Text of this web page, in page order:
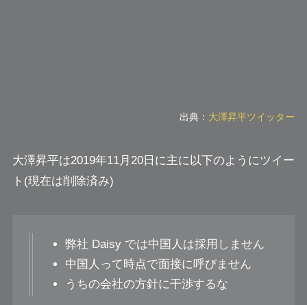
出典： 大澤昇平ツイッター
大澤昇平は2019年11月20日に主に以下のようにツイー
ト(現在は削除済み)
弊社 Daisy では中国人は採用しません
中国人って時点で面接に呼びません
うちの会社の方針に干渉するな